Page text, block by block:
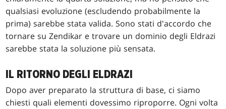
qualsiasi evoluzione (escludendo probabilmente la
prima) sarebbe stata valida. Sono stati d'accordo che
tornare su Zendikar e trovare un dominio degli Eldrazi
sarebbe stata la soluzione più sensata.
IL RITORNO DEGLI ELDRAZI
Dopo aver preparato la struttura di base, ci siamo
chiesti quali elementi dovessimo riproporre. Ogni volta